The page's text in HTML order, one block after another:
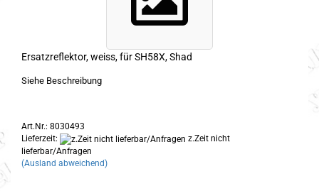
Ersatzreflektor, weiss, für SH58X, Shad
Siehe Beschreibung
Art.Nr.: 8030493
Lieferzeit:
z.Zeit nicht
lieferbar/Anfragen
(Ausland abweichend)